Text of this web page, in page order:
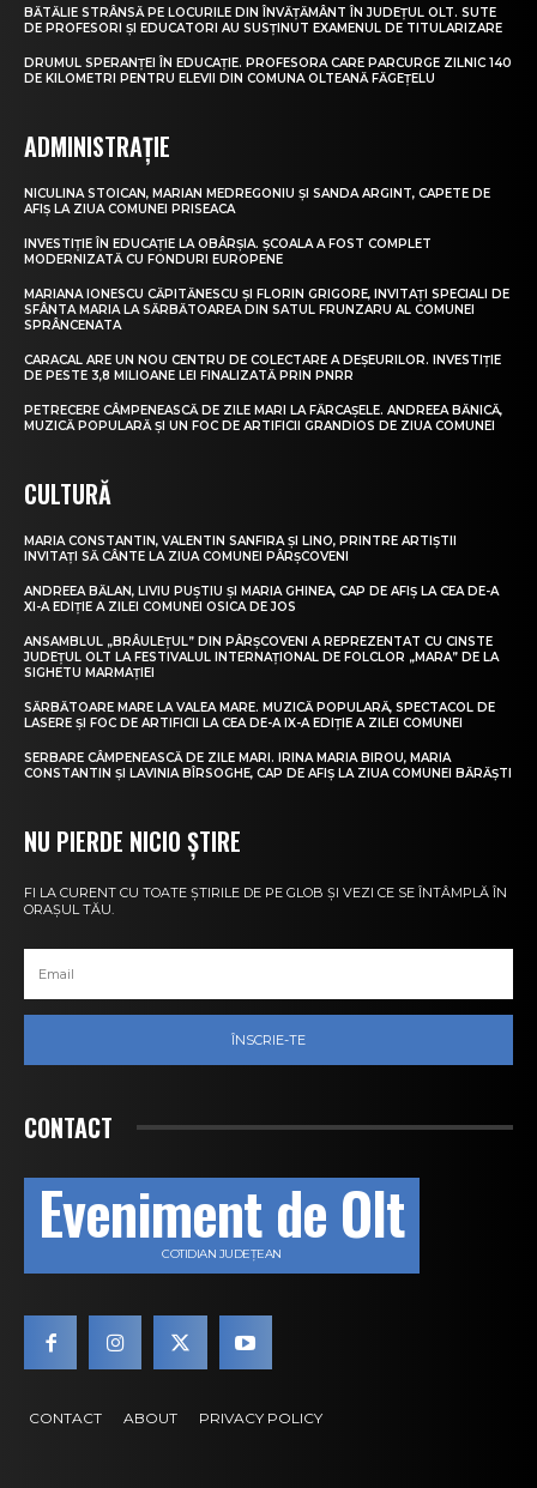
BĂTĂLIE STRÂNSĂ PE LOCURILE DIN ÎNVĂȚĂMÂNT ÎN JUDEȚUL OLT. SUTE
DE PROFESORI ȘI EDUCATORI AU SUSȚINUT EXAMENUL DE TITULARIZARE
DRUMUL SPERANȚEI ÎN EDUCAȚIE. PROFESORA CARE PARCURGE ZILNIC 140
DE KILOMETRI PENTRU ELEVII DIN COMUNA OLTEANĂ FĂGEȚELU
ADMINISTRAȚIE
NICULINA STOICAN, MARIAN MEDREGONIU ȘI SANDA ARGINT, CAPETE DE
AFIȘ LA ZIUA COMUNEI PRISEACA
INVESTIȚIE ÎN EDUCAȚIE LA OBÂRȘIA. ȘCOALA A FOST COMPLET
MODERNIZATĂ CU FONDURI EUROPENE
MARIANA IONESCU CĂPITĂNESCU ȘI FLORIN GRIGORE, INVITAȚI SPECIALI DE
SFÂNTA MARIA LA SĂRBĂTOAREA DIN SATUL FRUNZARU AL COMUNEI
SPRÂNCENATA
CARACAL ARE UN NOU CENTRU DE COLECTARE A DEȘEURILOR. INVESTIȚIE
DE PESTE 3,8 MILIOANE LEI FINALIZATĂ PRIN PNRR
PETRECERE CÂMPENEASCĂ DE ZILE MARI LA FĂRCAȘELE. ANDREEA BĂNICĂ,
MUZICĂ POPULARĂ ȘI UN FOC DE ARTIFICII GRANDIOS DE ZIUA COMUNEI
CULTURĂ
MARIA CONSTANTIN, VALENTIN SANFIRA ȘI LINO, PRINTRE ARTIȘTII
INVITAȚI SĂ CÂNTE LA ZIUA COMUNEI PÂRȘCOVENI
ANDREEA BĂLAN, LIVIU PUȘTIU ȘI MARIA GHINEA, CAP DE AFIȘ LA CEA DE-A
XI-A EDIȚIE A ZILEI COMUNEI OSICA DE JOS
ANSAMBLUL „BRÂULEȚUL” DIN PÂRȘCOVENI A REPREZENTAT CU CINSTE
JUDEȚUL OLT LA FESTIVALUL INTERNAȚIONAL DE FOLCLOR „MARA” DE LA
SIGHETU MARMAȚIEI
SĂRBĂTOARE MARE LA VALEA MARE. MUZICĂ POPULARĂ, SPECTACOL DE
LASERE ȘI FOC DE ARTIFICII LA CEA DE-A IX-A EDIȚIE A ZILEI COMUNEI
SERBARE CÂMPENEASCĂ DE ZILE MARI. IRINA MARIA BIROU, MARIA
CONSTANTIN ȘI LAVINIA BÎRSOGHE, CAP DE AFIȘ LA ZIUA COMUNEI BĂRĂȘTI
NU PIERDE NICIO ȘTIRE
FI LA CURENT CU TOATE ȘTIRILE DE PE GLOB ȘI VEZI CE SE ÎNTÂMPLĂ ÎN
ORAȘUL TĂU.
ÎNSCRIE-TE
CONTACT
Eveniment de Olt
COTIDIAN JUDEȚEAN
CONTACT ABOUT PRIVACY POLICY